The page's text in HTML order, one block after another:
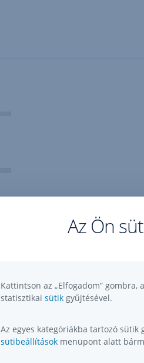
Az Ön
Kattintson az „Elfogadom”
statisztikai sütik gyűjtésével.
Az egyes kategóriákba tartozó
sütibeállítások menüpont alatt